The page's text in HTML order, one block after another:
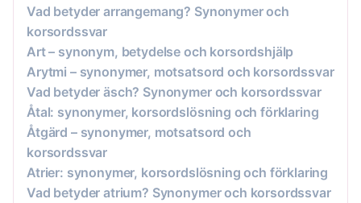
Vad betyder arrangemang? Synonymer och
korsordssvar
Art – synonym, betydelse och korsordshjälp
Arytmi – synonymer, motsatsord och korsordssvar
Vad betyder äsch? Synonymer och korsordssvar
Åtal: synonymer, korsordslösning och förklaring
Åtgärd – synonymer, motsatsord och
korsordssvar
Atrier: synonymer, korsordslösning och förklaring
Vad betyder atrium? Synonymer och korsordssvar